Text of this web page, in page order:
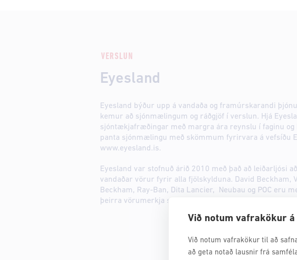
Við notum vafrakökur
Við notum vafrakökur til að
að geta notað lausnir frá
VERSLUN
Eyesland
Eyesland býður upp á vandaða og framúrskarandi
kemur að sjónmælingum og ráðgjöf í verslun. Hjá
sjóntækjafræðingar með margra ára reynslu í faginu
panta sjónmælingu með skömmum fyrirvara á vefsíðu
www.eyesland.is.
Eyesland var stofnuð árið 2010 með það að leiðarljósi
vandaðar vörur fyrir alla fjölskylduna. David Beckham,
Beckham, Ray-Ban, Dita Lancier, Neubau og POC eru
þeirra vörumerkja sem eru fáanleg í Eyesland í